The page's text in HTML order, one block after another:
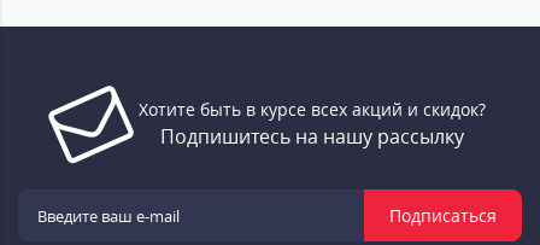
Хотите быть в курсе всех акций и скидок?
Подпишитесь на нашу рассылку
Подписаться